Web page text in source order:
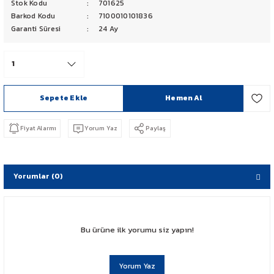
PCX 125-150
CBR 250
CRF 250 RALLY
NX 500
Stok Kodu
701625
Barkod Kodu
7100010101836
Garanti Süresi
24 Ay
Sepete Ekle Hemen Al
Fiyat Alarmı Yorum Yaz Paylaş
Yorumlar (0)
Bu ürüne ilk yorumu siz yapın!
Yorum Yaz